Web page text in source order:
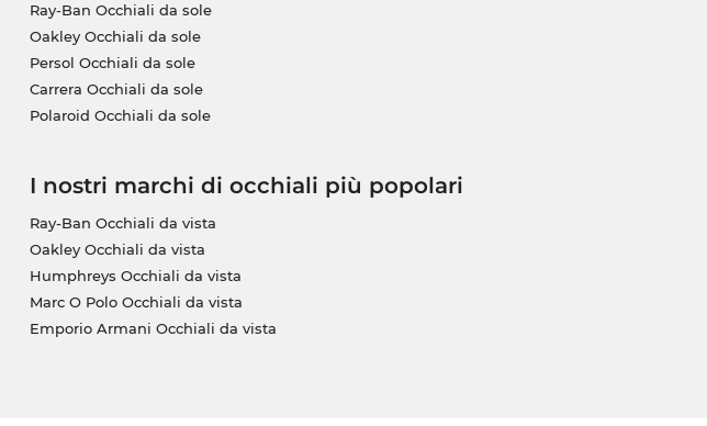
Ray-Ban Occhiali da sole
Oakley Occhiali da sole
Persol Occhiali da sole
Carrera Occhiali da sole
Polaroid Occhiali da sole
I nostri marchi di occhiali più popolari
Ray-Ban Occhiali da vista
Oakley Occhiali da vista
Humphreys Occhiali da vista
Marc O Polo Occhiali da vista
Emporio Armani Occhiali da vista